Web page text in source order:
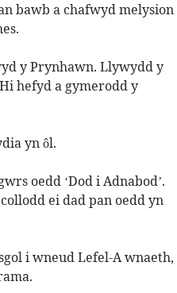
bawb a chafwyd melysion
y Prynhawn. Llywydd y
hefyd a gymerodd y
yn ôl.
oedd ‘Dod i Adnabod’.
ei dad pan oedd yn
i wneud Lefel-A wnaeth,